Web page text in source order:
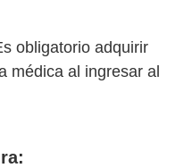
obligatorio adquirir
médica al ingresar al